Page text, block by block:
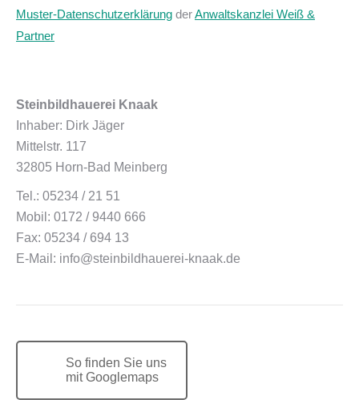
Muster-Datenschutzerklärung derAnwaltskanzlei Weiß &
Partner
Steinbildhauerei Knaak
Inhaber: Dirk Jäger
Mittelstr. 117
32805 Horn-Bad Meinberg
Tel.: 05234 / 21 51
Mobil: 0172 / 9440 666
Fax: 05234 / 694 13
E-Mail: info@steinbildhauerei-knaak.de
So finden Sie uns
mit Googlemaps